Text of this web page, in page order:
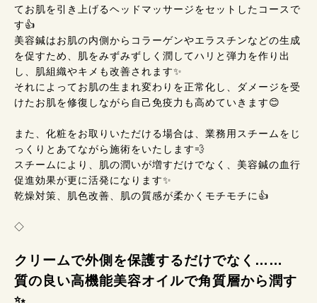
てお肌を引き上げるヘッドマッサージをセットしたコースで
す👍
美容鍼はお肌の内側からコラーゲンやエラスチンなどの生成
を促すため、肌をみずみずしく潤してハリと弾力を作り出
し、肌組織やキメも改善されます✨
それによってお肌の生まれ変わりを正常化し、ダメージを受
けたお肌を修復しながら自己免疫力も高めていきます😊
また、化粧をお取りいただける場合は、業務用スチームをじ
っくりとあてながら施術をいたします💨
スチームにより、肌の潤いが増すだけでなく、美容鍼の血行
促進効果が更に活発になります✨
乾燥対策、肌色改善、肌の質感が柔かくモチモチに👍
◇
クリームで外側を保護するだけでなく……
質の良い高機能美容オイルで角質層から潤す